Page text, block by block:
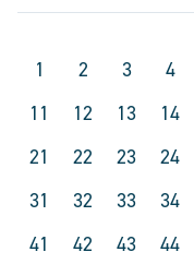
1 2 3 4
11
12 13 14
21
22 23 24
31
32 33 34
41
42 43 44